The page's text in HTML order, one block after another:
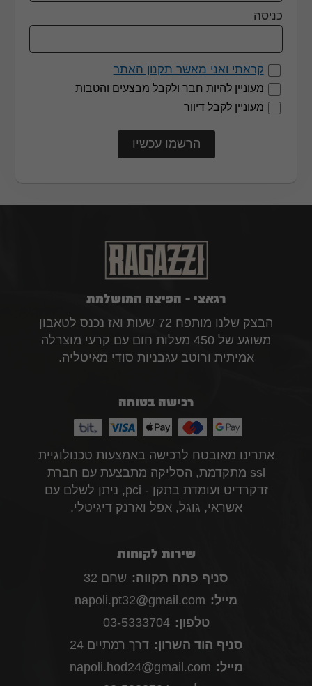
כניסה
קראתי ואני מאשר תקנון האתר
מעוניין להיות חבר ולקבל מבצעים והטבות
מעוניין לקבל דיוור
רגאצי - הפיצה המושלמת
הבצק שלנו מותפח 72 שעות ואז נכנס לטאבון
משוגע של 450 מעלות חום עם קרעי מוצרלה
אמיתית ורוטב עגבניות סודי מאיטליה.
רכישה בטוחה
אתרינו מאובטח לרכישה באמצעות טכנולוגיית
ssl מתקדמת, הסליקה מתבצעת עם חברת
זדקרדיט ועומדת בתקן - pci, ניתן לשלם עם
אשראי, גוגל, אפל וארנק דיגיטלי.
שירות לקוחות
סניף פתח תקווה: שחם 32
מייל: napoli.pt32@gmail.com
טלפון: 03-5333704
סניף הוד השרון: דרך רמתיים 24
מייל: napoli.hod24@gmail.com